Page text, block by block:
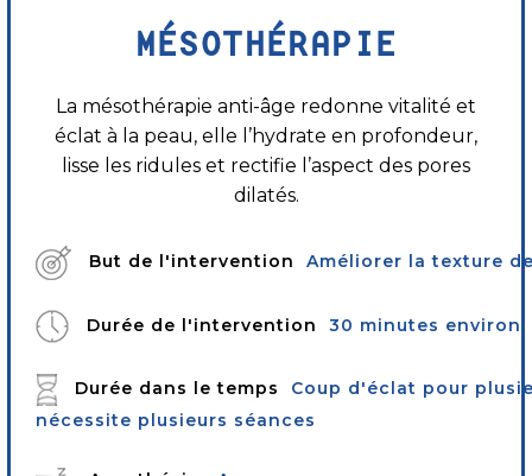
MÉSOTHÉRAPIE
La mésothérapie anti-âge redonne vitalité et
éclat à la peau, elle l’hydrate en profondeur,
lisse les ridules et rectifie l’aspect des pores
dilatés.
But de l'intervention Améliorer la texture
Durée de l'intervention 30 minutes environ
Durée dans le temps
Coup d'éclat pour
nécessite plusieurs séances